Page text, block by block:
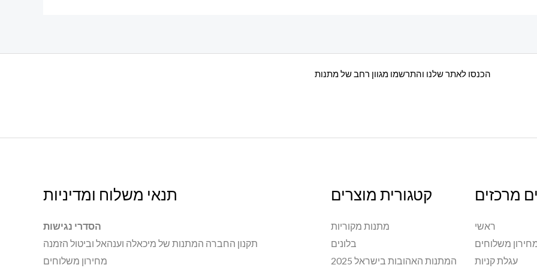
הכנסו לאתר שלנו והתרשמו מגוון רחב של מתנות
מרכזים
ראשי
משלוחים
עגלת קניות
קטגורית מוצרים
מתנות מקוריות
בלונים
המתנות האהובות בישראל 2025
תנאי משלוח ומדיניות
הסדרי נגישות
תקנון החברה המתנות של מיכאלה וענהאל וביטול הזמנה
מחירון משלוחים